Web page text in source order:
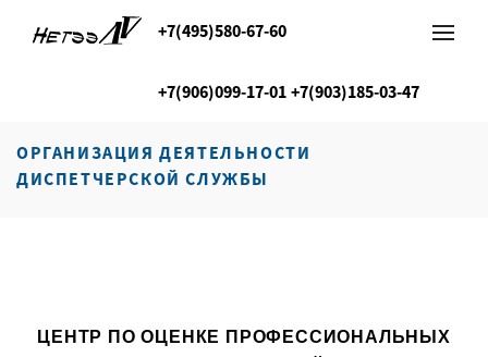
+7(495)580-67-60
+7(906)099-17-01 +7(903)185-03-47
ОРГАНИЗАЦИЯ ДЕЯТЕЛЬНОСТИ
ДИСПЕТЧЕРСКОЙ СЛУЖБЫ
ЦЕНТР ПО ОЦЕНКЕ ПРОФЕССИОНАЛЬНЫХ